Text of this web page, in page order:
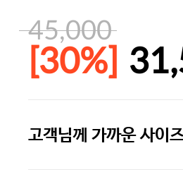
45,000
[30%]
주말특가
고객님께 가까운 사이